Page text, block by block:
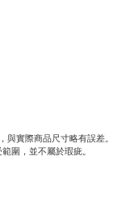
與實際商品尺寸略有誤差。
圍，並不屬於瑕疵。